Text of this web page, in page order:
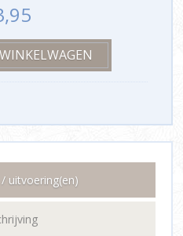
uitvoering(en)